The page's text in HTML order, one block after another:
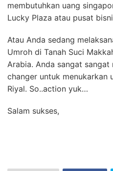
membutuhkan uang
Lucky Plaza atau pusat
Atau Anda sedang
Umroh di Tanah Suci
Arabia. Anda sangat
changer untuk menukarkan
Riyal. So..action yuk…
Salam sukses,